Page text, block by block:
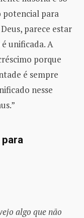
potencial para
parece estar
unificada. A
porque
é sempre
nesse
algo que não